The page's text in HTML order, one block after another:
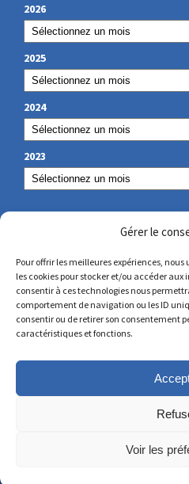
Gérer le
Pour offrir les meilleures expériences,
les cookies pour stocker et/ou accéder
consentir à ces technologies nous
comportement de navigation ou les ID
consentir ou de retirer son consentement
caractéristiques et fonctions.
Voir les
2026
2025
2024
2023
NUESTROS DATOS DE
© Copyright 2023 – Todos los